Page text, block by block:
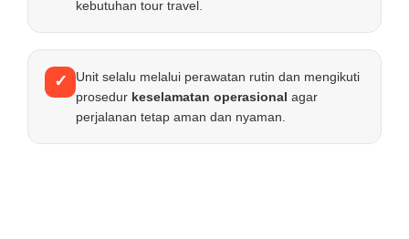
kebutuhan tour travel.
✓
Unit selalu melalui perawatan rutin dan mengikuti
prosedur keselamatan operasional agar
perjalanan tetap aman dan nyaman.